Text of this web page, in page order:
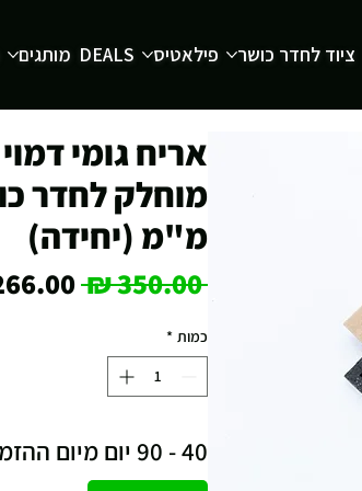
ציוד לחדר כושר פילאטיס DEALS מותגים
מ"מ (יחידה)
‏350.00 ‏₪
מחיר
כמות *
40 - 90 יום מיום ההזמנה